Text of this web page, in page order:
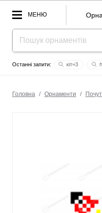
МЕНЮ
кіт=3
Головна / Орнаменти /